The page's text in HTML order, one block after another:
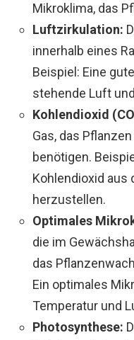
Mikroklima, das
Luftzirkulation:
innerhalb eines
Beispiel: Eine
stehende Luft
Kohlendioxid
Gas, das
benötigen.
Kohlendioxid aus
herzustellen.
Optimales
die im
das
Ein optimales
Temperatur und
Photosynthese: